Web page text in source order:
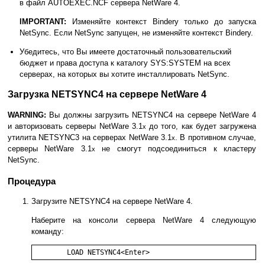
в файл AUTOEXEC.NCF сервера NetWare 4.
IMPORTANT:
Изменяйте контекст Bindery только до запуска
NetSync. Если NetSync запущен, не изменяйте контекст Bindery.
Убедитесь, что Вы имеете достаточный пользовательский
бюджет и права доступа к каталогу SYS:SYSTEM на всех
серверах, на которых вы хотите инсталлировать NetSync.
Загрузка NETSYNC4 на сервере NetWare 4
WARNING: Вы должны загрузить NETSYNC4 на сервере NetWare 4
и авторизовать серверы NetWare 3.1xдо того, как будет загружена
утилита NETSYNC3 на серверах NetWare 3.1x. В противном случае,
серверы NetWare 3.1xне смогут подсоединиться к кластеру
NetSync.
Процедура
Загрузите NETSYNC4 на сервере NetWare 4.
Наберите на консоли сервера NetWare 4 следующую
команду: